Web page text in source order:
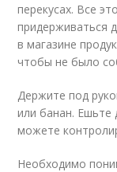
перекусах. Все
придерживаться
в магазине
чтобы не было
Держите под
или банан. Ешьте
можете
Необходимо